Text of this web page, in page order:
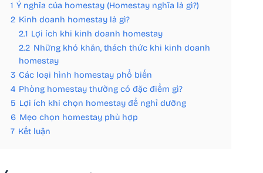
1 Ý nghĩa của homestay (Homestay nghĩa là gì?)
2 Kinh doanh homestay là gì?
2.1 Lợi ích khi kinh doanh homestay
2.2 Những khó khăn, thách thức khi kinh doanh
homestay
3 Các loại hình homestay phổ biến
4 Phòng homestay thường có đặc điểm gì?
5 Lợi ích khi chọn homestay để nghỉ dưỡng
6 Mẹo chọn homestay phù hợp
7 Kết luận